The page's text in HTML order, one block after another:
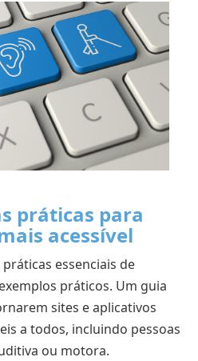
o
de URLs
redirecionamentos 301 e 302
para .htaccess, PHP,
com exemplos práticos.